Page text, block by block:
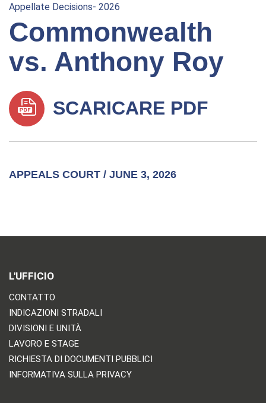
Appellate Decisions- 2026
Commonwealth
vs. Anthony Roy
SCARICARE PDF
APPEALS COURT / JUNE 3, 2026
L'UFFICIO
CONTATTO
INDICAZIONI STRADALI
DIVISIONI E UNITÀ
LAVORO E STAGE
RICHIESTA DI DOCUMENTI PUBBLICI
INFORMATIVA SULLA PRIVACY